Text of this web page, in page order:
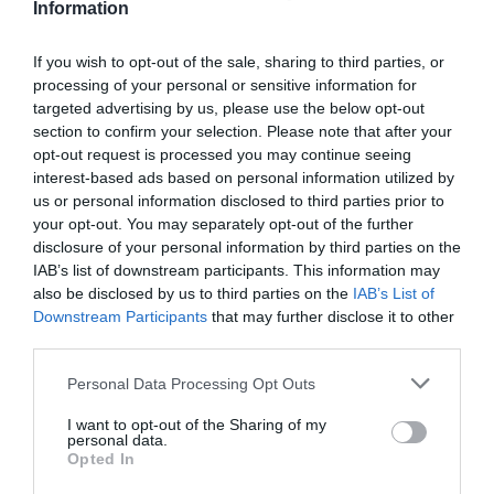
Information
If you wish to opt-out of the sale, sharing to third parties, or
processing of your personal or sensitive information for
targeted advertising by us, please use the below opt-out
section to confirm your selection. Please note that after your
opt-out request is processed you may continue seeing
interest-based ads based on personal information utilized by
us or personal information disclosed to third parties prior to
your opt-out. You may separately opt-out of the further
disclosure of your personal information by third parties on the
IAB’s list of downstream participants. This information may
also be disclosed by us to third parties on the IAB’s List of
Downstream Participants that may further disclose it to other
Please note that this website/app uses one or more Google
not limited to your visit or usage behaviour. You may click to
grant or deny consent to Google and its third-party tags to
use your data for below specified purposes in below Google
Personal Data Processing Opt Outs
I want to opt-out of the Sharing of my
personal data.
Opted In
Olvasd el ezt is!
Ma is kisiklott egy vonat a Keletiben, reagált a
MÁV-vezér
vasút felújítás keleti pályaudvar bezárás máv